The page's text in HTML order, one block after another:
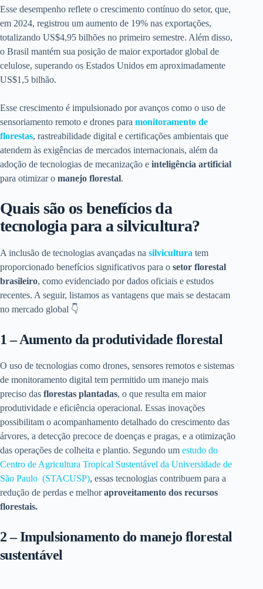
Esse desempenho reflete o crescimento contínuo do setor, que,
em 2024, registrou um aumento de 19% nas exportações,
totalizando US$4,95 bilhões no primeiro semestre. Além disso,
o Brasil mantém sua posição de maior exportador global de
celulose, superando os Estados Unidos em aproximadamente
US$1,5 bilhão.
Esse crescimento é impulsionado por avanços como o uso de
sensoriamento remoto e drones para monitoramento de
florestas, rastreabilidade digital e certificações ambientais que
atendem às exigências de mercados internacionais, além da
adoção de tecnologias de mecanização e inteligência artificial
para otimizar o manejo florestal.
Quais são os benefícios da
tecnologia para a silvicultura?
A inclusão de tecnologias avançadas na silvicultura tem
proporcionado benefícios significativos para o setor florestal
brasileiro, como evidenciado por dados oficiais e estudos
recentes. A seguir, listamos as vantagens que mais se destacam
no mercado global 👇
1 – Aumento da produtividade florestal
O uso de tecnologias como drones, sensores remotos e sistemas
de monitoramento digital tem permitido um manejo mais
preciso das florestas plantadas, o que resulta em maior
produtividade e eficiência operacional. Essas inovações
possibilitam o acompanhamento detalhado do crescimento das
árvores, a detecção precoce de doenças e pragas, e a otimização
das operações de colheita e plantio. Segundo um estudo do
Centro de Agricultura Tropical Sustentável da Universidade de
São Paulo (STACUSP), essas tecnologias contribuem para a
redução de perdas e melhoraproveitamento dos recursos
florestais.
2 – Impulsionamento do manejo florestal
sustentável